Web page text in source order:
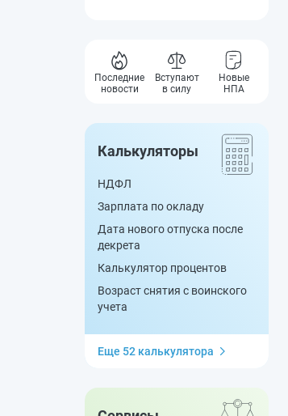
Последние
новости
Вступают
в силу
Новые
НПА
Калькуляторы
НДФЛ
Зарплата по окладу
Дата нового отпуска после
декрета
Калькулятор процентов
Возраст снятия с воинского
учета
Еще 52 калькулятора